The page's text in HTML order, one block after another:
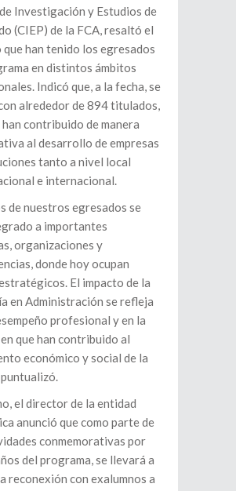
Investigación y Estudios de
(CIEP) de la FCA, resaltó el
que han tenido los egresados
en distintos ámbitos
Indicó que, a la fecha, se
alrededor de 894 titulados,
han contribuido de manera
al desarrollo de empresas
tanto a nivel local
e internacional.
de nuestros egresados se
a importantes
organizaciones y
donde hoy ocupan
El impacto de la
en Administración se refleja
profesional y en la
que han contribuido al
económico y social de la
puntualizó.
el director de la entidad
anunció que como parte de
conmemorativas por
del programa, se llevará a
reconexión con exalumnos a